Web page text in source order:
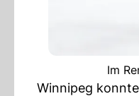
Im
Winnipeg